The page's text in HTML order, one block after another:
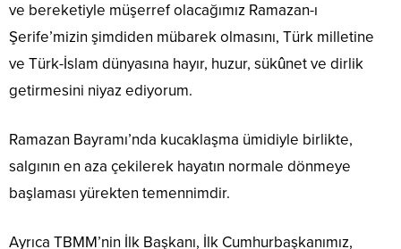
ve bereketiyle müşerref olacağımız Ramazan-ı
Şerife’mizin şimdiden mübarek olmasını, Türk milletine
ve Türk-İslam dünyasına hayır, huzur, sükûnet ve dirlik
getirmesini niyaz ediyorum.
Ramazan Bayramı’nda kucaklaşma ümidiyle birlikte,
salgının en aza çekilerek hayatın normale dönmeye
başlaması yürekten temennimdir.
Ayrıca TBMM’nin İlk Başkanı, İlk Cumhurbaşkanımız,